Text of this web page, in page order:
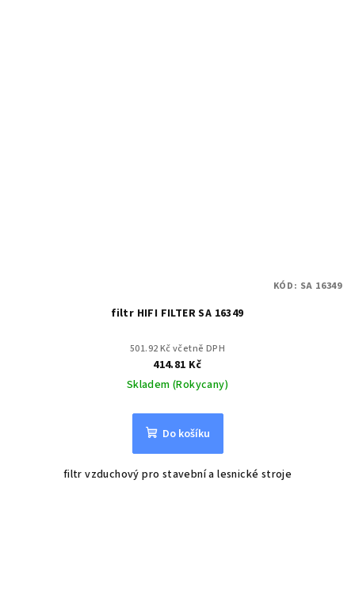
filtr HIFI FILTER SA 16349
501.92 Kč včetně DPH
414.81 Kč
Skladem (Rokycany)
Do košíku
filtr vzduchový pro stavební a lesnické stroje
KÓD: SA 16349